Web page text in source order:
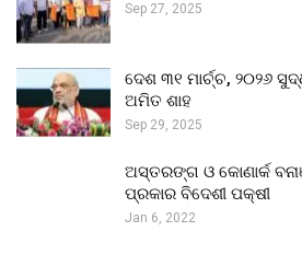
Sep 27, 2025
ଦେଶ ୩୧ ମାର୍ଚ୍ଚ, ୨୦୨୬
ଅମିତ ଶାହ
Sep 29, 2025
ଅସ୍ତରଙ୍ଗ ଓ କୋଣାର୍କ
ପ୍ରକାର ବିଦେଶୀ ପକ୍ଷୀ
Jan 6, 2022